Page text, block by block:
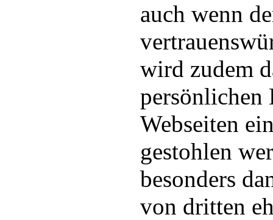
auch wenn
wird zudem
persönlichen
Webseiten
gestohlen
besonders
von dritten